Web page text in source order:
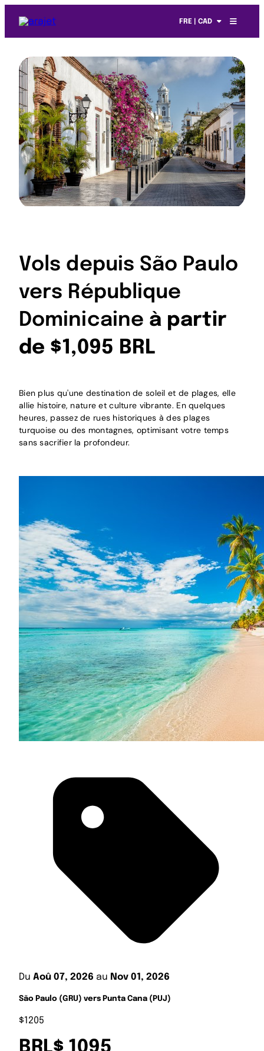
FRE | CAD
Vols depuis São Paulo
vers République
Dominicaine à partir
de $1,095 BRL
Bien plus qu'une destination de soleil et de plages, elle
allie histoire, nature et culture vibrante. En quelques
heures, passez de rues historiques à des plages
turquoise ou des montagnes, optimisant votre temps
sans sacrifier la profondeur.
Du Aoû 07, 2026 au Nov 01, 2026
São Paulo (GRU) vers Punta Cana (PUJ)
$1205